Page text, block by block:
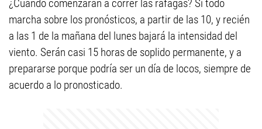
¿Cuándo comenzarán a correr las ráfagas? Si todo
marcha sobre los pronósticos, a partir de las 10, y recién
a las 1 de la mañana del lunes bajará la intensidad del
viento. Serán casi 15 horas de soplido permanente, y a
prepararse porque podría ser un día de locos, siempre de
acuerdo a lo pronosticado.